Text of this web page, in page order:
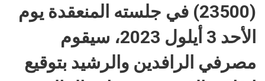
(23500) في جلسته المنعقدة يوم
الأحد 3 أيلول 2023، سيقوم
مصرفي الرافدين والرشيد بتوقيع